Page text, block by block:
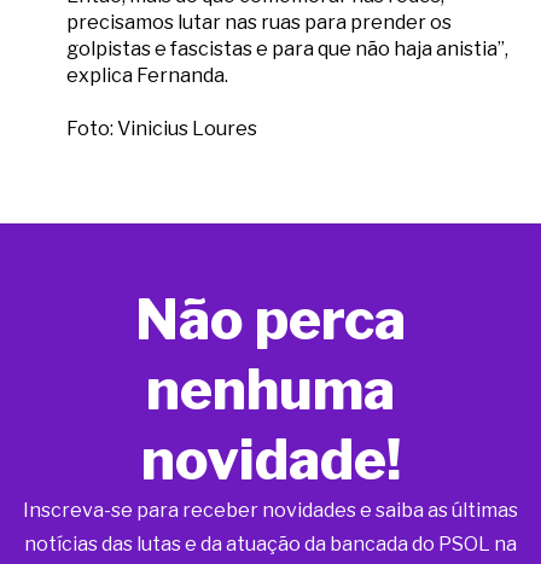
precisamos lutar nas ruas para prender os
golpistas e fascistas e para que não haja anistia”,
explica Fernanda.
Foto: Vinicius Loures
Não perca
nenhuma
novidade!
Inscreva-se para receber novidades e saiba as últimas
notícias das lutas e da atuação da bancada do PSOL na